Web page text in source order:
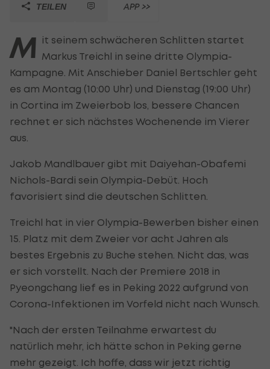
TEILEN APP >>
M it seinem schwächeren Schlitten startet
Markus Treichl in seine dritte Olympia-
Kampagne. Mit Anschieber Daniel Bertschler geht
es am Montag (10:00 Uhr) und Dienstag (19:00 Uhr)
in Cortina im Zweierbob los, bessere Chancen
rechnet er sich nächstes Wochenende im Vierer
aus.
Jakob Mandlbauer gibt mit Daiyehan-Obafemi
Nichols-Bardi sein Olympia-Debüt. Hoch
favorisiert sind die deutschen Schlitten.
Treichl hat in vier Olympia-Bewerben bisher einen
15. Platz mit dem Zweier vor acht Jahren als
bestes Ergebnis zu Buche stehen. Nicht das, was
er sich vorstellt. Nach der Premiere 2018 in
Pyeongchang lief es in Peking 2022 aufgrund von
Corona-Infektionen im Vorfeld nicht nach Wunsch.
"Nach der ersten Teilnahme erwartest du
natürlich mehr, ich hätte schon in Peking gerne
mehr gezeigt. Ich hoffe, dass wir jetzt richtig